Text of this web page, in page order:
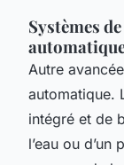
Systèmes
Autre
automatique.
intégré et de
l’eau ou